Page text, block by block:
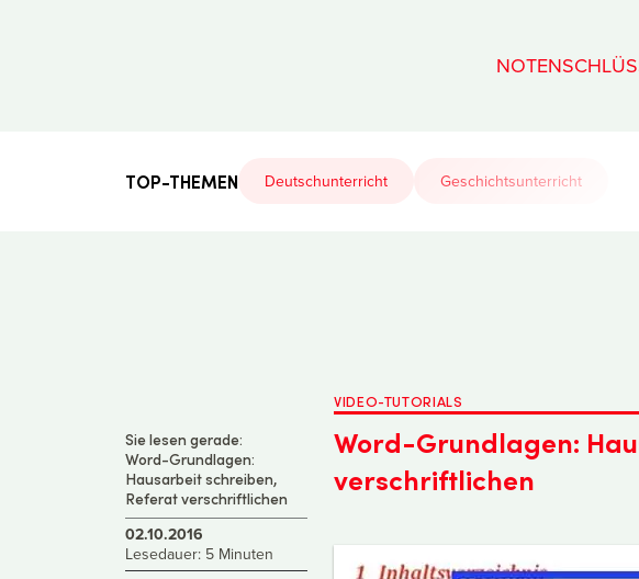
TOP-THEMEN Deutschunterricht Geschichtsunterricht
Sie lesen gerade:
Word-Grundlagen:
Hausarbeit schreiben,
Referat verschriftlichen
02.10.2016
Lesedauer: 5 Minuten
VIDEO-TUTORIALS
Word-Grundlagen:
verschriftlichen